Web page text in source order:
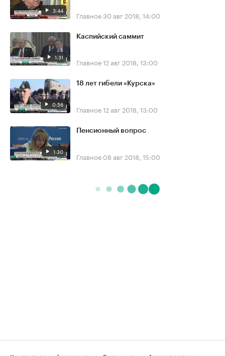
3:44 Главное30 авг 2018, 14:00
1:31
Каспийский саммит
Главное12 авг 2018, 13:00
0:56
18 лет гибели «Курска»
Главное12 авг 2018, 13:00
1:30
Пенсионный вопрос
Главное 08 авг 2018, 15:00